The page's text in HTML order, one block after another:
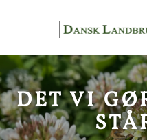
Gå til hovedindhold
DET VI